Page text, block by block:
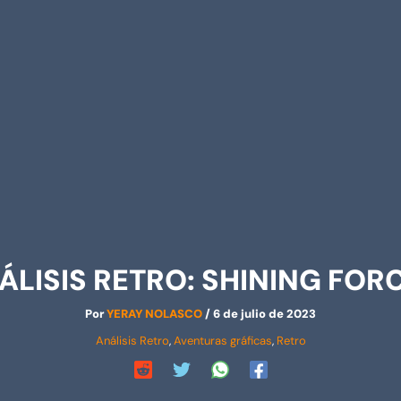
RETRO: SHINING
PorYERAY NOLASCO/6 de julio de 2023
Análisis Retro,Aventuras gráficas, Retro